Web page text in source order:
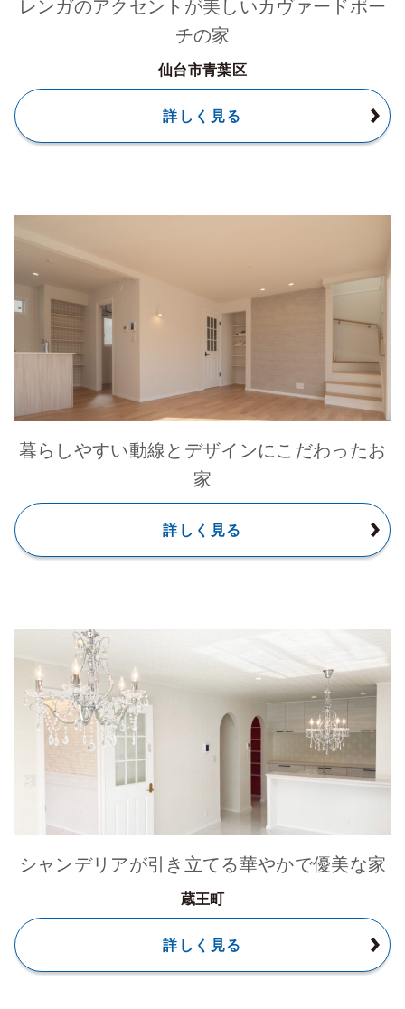
レンガのアクセントが美しいカヴァードポー
チの家
仙台市青葉区
詳しく見る
暮らしやすい動線とデザインにこだわったお
家
詳しく見る
シャンデリアが引き立てる華やかで優美な家
蔵王町
詳しく見る